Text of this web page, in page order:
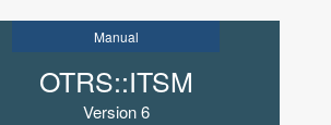
Manual
OTRS::ITSM
Version 6